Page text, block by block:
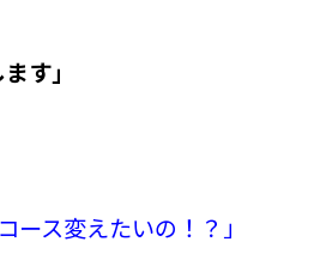
す」
ース変えたいの！？」